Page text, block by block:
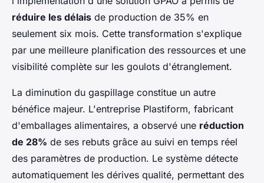
réduire les délais de production de 35% en
seulement six mois. Cette transformation s'explique
par une meilleure planification des ressources et une
visibilité complète sur les goulots d'étranglement.
La diminution du gaspillage constitue un autre
bénéfice majeur. L'entreprise Plastiform, fabricant
d'emballages alimentaires, a observé une réduction
de 28% de ses rebuts grâce au suivi en temps réel
des paramètres de production. Le système détecte
automatiquement les dérives qualité, permettant des